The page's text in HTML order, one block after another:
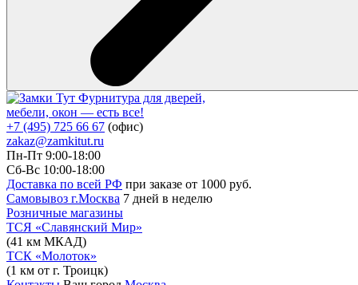
Фурнитура для дверей,
мебели, окон — есть все!
+7 (495) 725 66 67 (офис)
zakaz@zamkitut.ru
Пн-Пт 9:00-18:00
Сб-Вс 10:00-18:00
Доставка по всей РФ при заказе от 1000 руб.
Самовывоз г.Москва 7 дней в неделю
Розничные магазины
ТСЯ «Славянский Мир»
(41 км МКАД)
ТСК «Молоток»
(1 км от г. Троицк)